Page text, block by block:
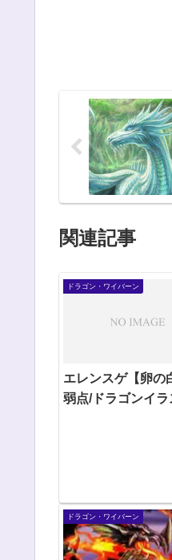
関連記事
ドラゴン・ワイバーン
エレンスゲ【卵の
弱点/ドラゴンイラ
ドラゴン・ワイバーン